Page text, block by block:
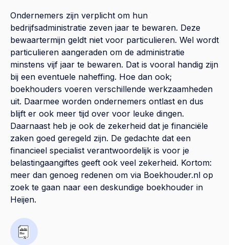
Ondernemers zijn verplicht om hun
bedrijfsadministratie zeven jaar te bewaren. Deze
bewaartermijn geldt niet voor particulieren. Wel wordt
particulieren aangeraden om de administratie
minstens vijf jaar te bewaren. Dat is vooral handig zijn
bij een eventuele naheffing. Hoe dan ook;
boekhouders voeren verschillende werkzaamheden
uit. Daarmee worden ondernemers ontlast en dus
blijft er ook meer tijd over voor leuke dingen.
Daarnaast heb je ook de zekerheid dat je financiële
zaken goed geregeld zijn. De gedachte dat een
financieel specialist verantwoordelijk is voor je
belastingaangiftes geeft ook veel zekerheid. Kortom:
meer dan genoeg redenen om via Boekhouder.nl op
zoek te gaan naar een deskundige boekhouder in
Heijen.